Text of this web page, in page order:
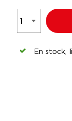
En stock,